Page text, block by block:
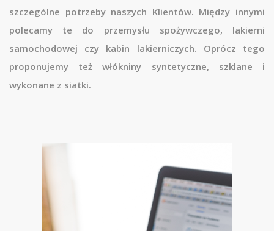
szczególne potrzeby naszych Klientów. Między innymi
polecamy
te do przemysłu spożywczego, lakierni
samochodowej czy kabin lakierniczych. Oprócz tego
proponujemy teżwłókniny syntetyczne, szklane i
wykonane z siatki.